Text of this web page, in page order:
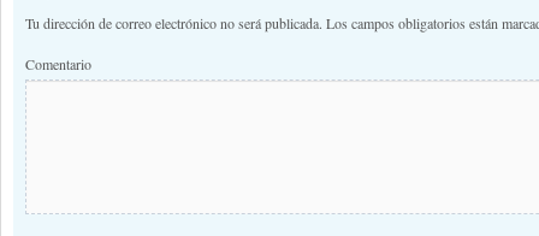
Tu dirección de correo electrónico no será publicada. Los campos obligatorios están
Comentario